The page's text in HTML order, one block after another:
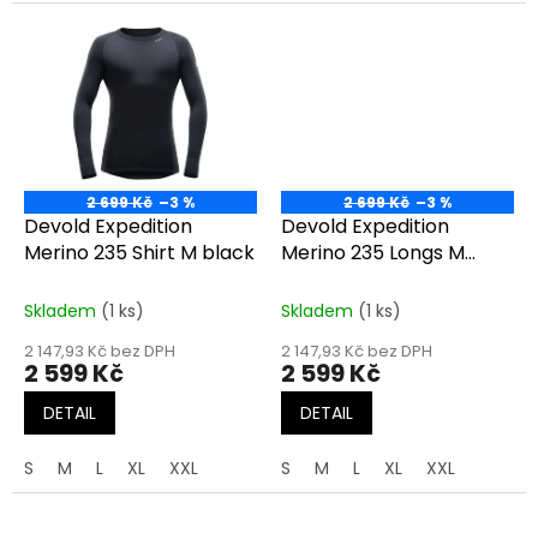
2 699 Kč –3 %
Devold Expedition
Merino 235 Shirt M black
Skladem (1 ks)
2 147,93 Kč bez DPH
2 599 Kč
DETAIL
S M L XL XXL
2 699 Kč –3 %
Devold Expedition
Merino 235 Longs M
Skladem (1 ks)
2 147,93 Kč bez DPH
2 599 Kč
DETAIL
S M L XL XXL